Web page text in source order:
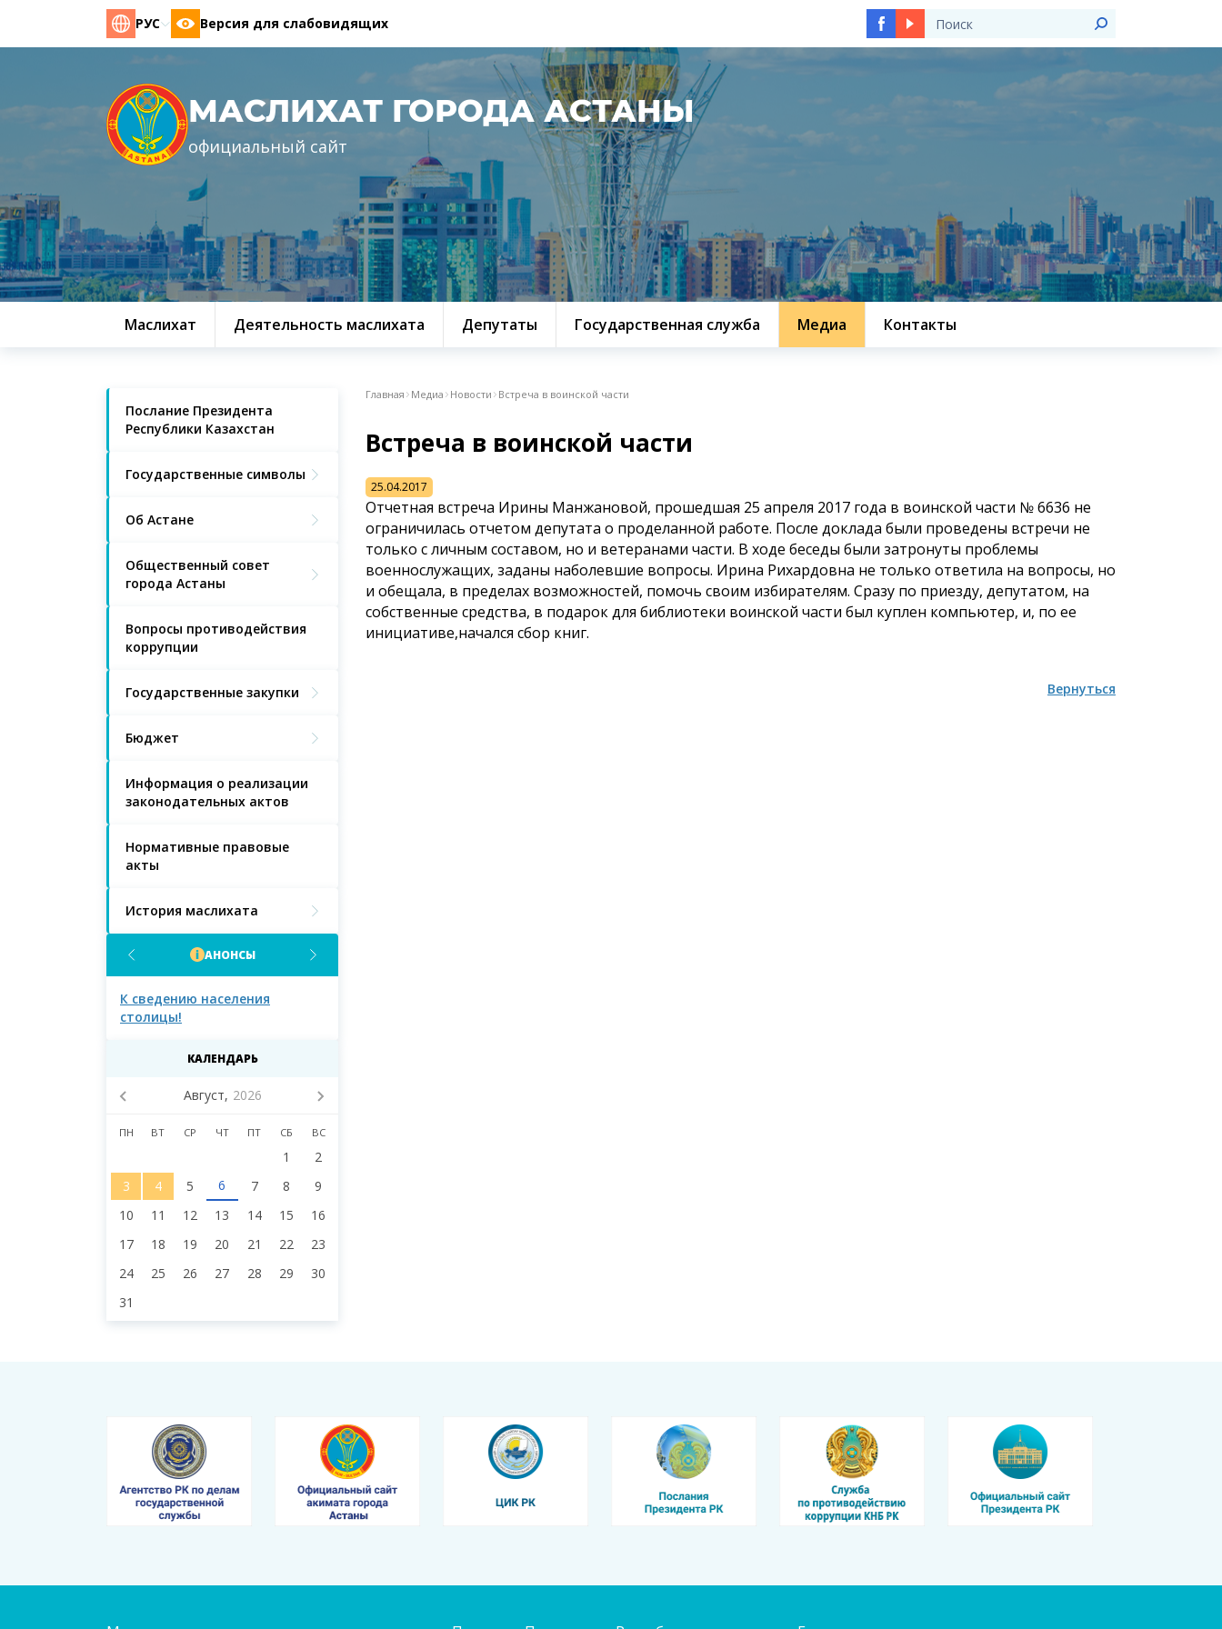
РУС Версия для слабовидящих
МАСЛИХАТ ГОРОДА АСТАНЫ
официальный сайт
Маслихат Деятельность маслихата Депутаты Государственная служба Медиа Контакты
Послание Президента
Республики Казахстан
Государственные символы
Об Астане
Общественный совет
города Астаны
Вопросы противодействия
коррупции
Государственные закупки
Бюджет
Информация о реализации
законодательных актов
Нормативные правовые
акты
История маслихата
АНОНСЫ
К сведению населения города
Астаны!
КАЛЕНДАРЬ
Август, 2026
ПН ВТ СР ЧТ ПТ СБ ВС
1
2
3
4 5 6 7 8
9
10
11 12 13 14 15
16
17
18 19 20 21 22
23
24
25 26 27 28 29
30
31
Главная Медиа Новости Встреча в воинской части
Встреча в воинской части
25.04.2017
Отчетная встреча Ирины Манжановой, прошедшая 25 апреля 2017 года в воинской части № 6636 не
ограничилась отчетом депутата о проделанной работе. После доклада были проведены встречи не
только с личным составом, но и ветеранами части. В ходе беседы были затронуты проблемы
военнослужащих, заданы наболевшие вопросы. Ирина Рихардовна не только ответила на вопросы, но
и обещала, в пределах возможностей, помочь своим избирателям. Сразу по приезду, депутатом, на
собственные средства, в подарок для библиотеки воинской части был куплен компьютер, и, по ее
инициативе,начался сбор книг.
Вернуться